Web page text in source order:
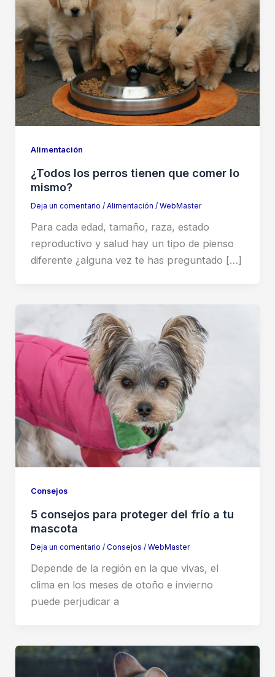
Alimentación
¿Todos los perros tienen que comer lo
mismo?
Deja un comentario / Alimentación / WebMaster
Para cada edad, tamaño, raza, estado
reproductivo y salud hay un tipo de pienso
diferente ¿alguna vez te has preguntado […]
Consejos
5 consejos para proteger del frío a tu
mascota
Deja un comentario / Consejos / WebMaster
Depende de la región en la que vivas, el
clima en los meses de otoño e invierno
puede perjudicar a